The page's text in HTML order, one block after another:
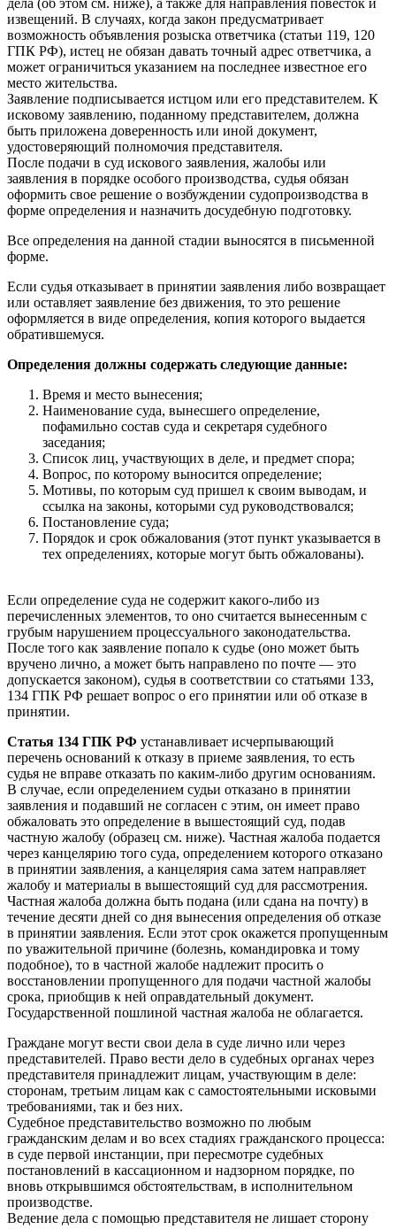
дела (об этом см. ниже), а также для направления повесток и
извещений. В случаях, когда закон предусматривает
возможность объявления розыска ответчика (статьи 119, 120
ГПК РФ), истец не обязан давать точный адрес ответчика, а
может ограничиться указанием на последнее известное его
место жительства.
Заявление подписывается истцом или его представителем. К
исковому заявлению, поданному представителем, должна
быть приложена доверенность или иной документ,
удостоверяющий полномочия представителя.
После подачи в суд искового заявления, жалобы или
заявления в порядке особого производства, судья обязан
оформить свое решение о возбуждении судопроизводства в
форме определения и назначить досудебную подготовку.
Все определения на данной стадии выносятся в письменной
форме.
Если судья отказывает в принятии заявления либо возвращает
или оставляет заявление без движения, то это решение
оформляется в виде определения, копия которого выдается
обратившемуся.
Определения должны содержать следующие данные:
Время и место вынесения;
Наименование суда, вынесшего определение,
пофамильно состав суда и секретаря судебного
заседания;
Список лиц, участвующих в деле, и предмет спора;
Вопрос, по которому выносится определение;
Мотивы, по которым суд пришел к своим выводам, и
ссылка на законы, которыми суд руководствовался;
Постановление суда;
Порядок и срок обжалования (этот пункт указывается в
тех определениях, которые могут быть обжалованы).
Если определение суда не содержит какого-либо из
перечисленных элементов, то оно считается вынесенным с
грубым нарушением процессуального законодательства.
После того как заявление попало к судье (оно может быть
вручено лично, а может быть направлено по почте — это
допускается законом), судья в соответствии со статьями 133,
134 ГПК РФ решает вопрос о его принятии или об отказе в
принятии.
Статья 134 ГПК РФ устанавливает исчерпывающий
перечень оснований к отказу в приеме заявления, то есть
судья не вправе отказать по каким-либо другим основаниям.
В случае, если определением судьи отказано в принятии
заявления и подавший не согласен с этим, он имеет право
обжаловать это определение в вышестоящий суд, подав
частную жалобу (образец см. ниже). Частная жалоба подается
через канцелярию того суда, определением которого отказано
в принятии заявления, а канцелярия сама затем направляет
жалобу и материалы в вышестоящий суд для рассмотрения.
Частная жалоба должна быть подана (или сдана на почту) в
течение десяти дней со дня вынесения определения об отказе
в принятии заявления. Если этот срок окажется пропущенным
по уважительной причине (болезнь, командировка и тому
подобное), то в частной жалобе надлежит просить о
восстановлении пропущенного для подачи частной жалобы
срока, приобщив к ней оправдательный документ.
Государственной пошлиной частная жалоба не облагается.
Граждане могут вести свои дела в суде лично или через
представителей. Право вести дело в судебных органах через
представителя принадлежит лицам, участвующим в деле:
сторонам, третьим лицам как с самостоятельными исковыми
требованиями, так и без них.
Судебное представительство возможно по любым
гражданским делам и во всех стадиях гражданского процесса:
в суде первой инстанции, при пересмотре судебных
постановлений в кассационном и надзорном порядке, по
вновь открывшимся обстоятельствам, в исполнительном
производстве.
Ведение дела с помощью представителя не лишает сторону